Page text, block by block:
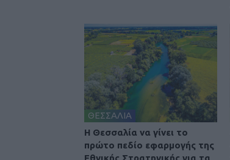
ΘΕΣΣΑΛΙΑ
Η Θεσσαλία να γίνει το
πρώτο πεδίο εφαρμογής της
Εθνικής Στρατηγικής για τα